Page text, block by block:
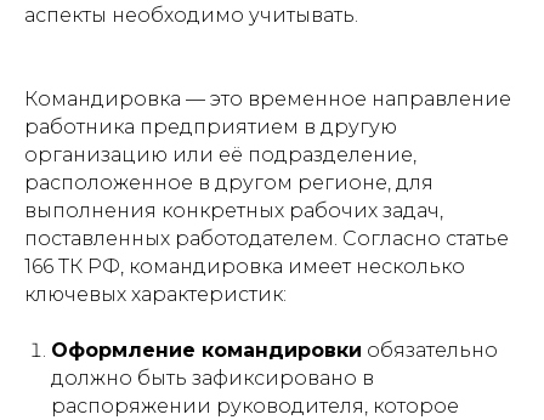
аспекты необходимо учитывать.
Командировка — это временное направление
работника предприятием в другую
организацию или её подразделение,
расположенное в другом регионе, для
выполнения конкретных рабочих задач,
поставленных работодателем. Согласно статье
166 ТК РФ, командировка имеет несколько
ключевых характеристик:
Оформление командировки обязательно
должно быть зафиксировано в
распоряжении руководителя, которое